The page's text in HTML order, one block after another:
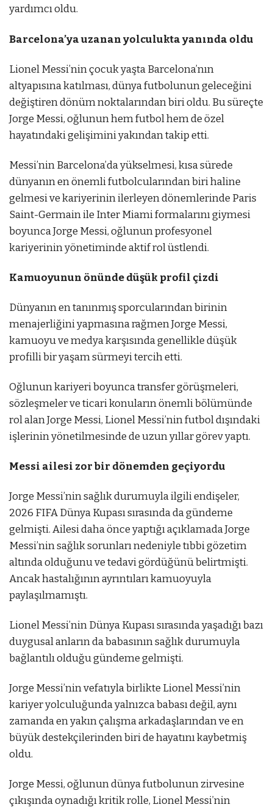
yardımcı oldu.
Barcelona’ya uzanan yolculukta yanında oldu
Lionel Messi’nin çocuk yaşta Barcelona’nın
altyapısına katılması, dünya futbolunun geleceğini
değiştiren dönüm noktalarından biri oldu. Bu süreçte
Jorge Messi, oğlunun hem futbol hem de özel
hayatındaki gelişimini yakından takip etti.
Messi’nin Barcelona’da yükselmesi, kısa sürede
dünyanın en önemli futbolcularından biri haline
gelmesi ve kariyerinin ilerleyen dönemlerinde Paris
Saint-Germain ile Inter Miami formalarını giymesi
boyunca Jorge Messi, oğlunun profesyonel
kariyerinin yönetiminde aktif rol üstlendi.
Kamuoyunun önünde düşük profil çizdi
Dünyanın en tanınmış sporcularından birinin
menajerliğini yapmasına rağmen Jorge Messi,
kamuoyu ve medya karşısında genellikle düşük
profilli bir yaşam sürmeyi tercih etti.
Oğlunun kariyeri boyunca transfer görüşmeleri,
sözleşmeler ve ticari konuların önemli bölümünde
rol alan Jorge Messi, Lionel Messi’nin futbol dışındaki
işlerinin yönetilmesinde de uzun yıllar görev yaptı.
Messi ailesi zor bir dönemden geçiyordu
Jorge Messi’nin sağlık durumuyla ilgili endişeler,
2026 FIFA Dünya Kupası sırasında da gündeme
gelmişti. Ailesi daha önce yaptığı açıklamada Jorge
Messi’nin sağlık sorunları nedeniyle tıbbi gözetim
altında olduğunu ve tedavi gördüğünü belirtmişti.
Ancak hastalığının ayrıntıları kamuoyuyla
paylaşılmamıştı.
Lionel Messi’nin Dünya Kupası sırasında yaşadığı bazı
duygusal anların da babasının sağlık durumuyla
bağlantılı olduğu gündeme gelmişti.
Jorge Messi’nin vefatıyla birlikte Lionel Messi’nin
kariyer yolculuğunda yalnızca babası değil, aynı
zamanda en yakın çalışma arkadaşlarından ve en
büyük destekçilerinden biri de hayatını kaybetmiş
oldu.
Jorge Messi, oğlunun dünya futbolunun zirvesine
çıkışında oynadığı kritik rolle, Lionel Messi’nin